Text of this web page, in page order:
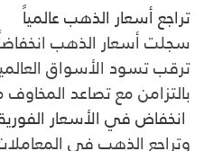
تراجع أسعار الذهب عالمياً
سجلت أسعار الذهب
ترقب تسود الأسواق
بالتزامن مع تصاعد
انخفاض في الأسعار